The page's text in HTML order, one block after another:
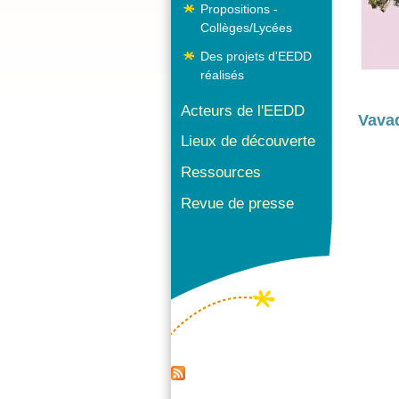
Propositions -
Collèges/Lycées
Des projets d'EEDD
réalisés
Acteurs de l'EEDD
Lieux de découverte
Ressources
Revue de presse